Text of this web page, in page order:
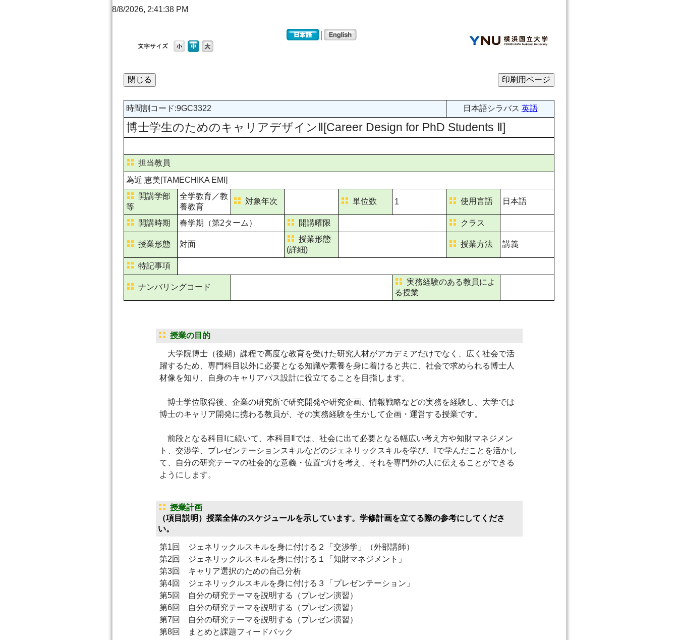
8/8/2026, 2:41:38 PM
時間割コード:9GC3322 日本語シラバス 英語
博士学生のためのキャリアデザインⅡ[Career Design for PhD Students Ⅱ]
担当教員
為近 恵美[TAMECHIKA EMI]
開講学部
等
全学教育／教
養教育
対象年次 単位数 1 使用言語 日本語
開講時期 春学期（第2ターム） 開講曜限 クラス
授業形態 対面
授業形態
(詳細)
授業方法 講義
特記事項
ナンバリングコード
実務経験のある教員によ
る授業
授業の目的
大学院博士（後期）課程で高度な教育を受けた研究人材がアカデミアだけでなく、広く社会で活
躍するため、専門科目以外に必要となる知識や素養を身に着けると共に、社会で求められる博士人
材像を知り、自身のキャリアパス設計に役立てることを目指します。
博士学位取得後、企業の研究所で研究開発や研究企画、情報戦略などの実務を経験し、大学では
博士のキャリア開発に携わる教員が、その実務経験を生かして企画・運営する授業です。
前段となる科目Ⅰに続いて、本科目Ⅱでは、社会に出て必要となる幅広い考え方や知財マネジメン
ト、交渉学、プレゼンテーションスキルなどのジェネリックスキルを学び、Ⅰで学んだことを活かし
て、自分の研究テーマの社会的な意義・位置づけを考え、それを専門外の人に伝えることができる
ようにします。
授業計画
（項目説明）授業全体のスケジュールを示しています。学修計画を立てる際の参考にしてくださ
い。
第1回 ジェネリックルスキルを身に付ける２「交渉学」（外部講師）
第2回 ジェネリックルスキルを身に付ける１「知財マネジメント」
第3回 キャリア選択のための自己分析
第4回 ジェネリックルスキルを身に付ける３「プレゼンテーション」
第5回 自分の研究テーマを説明する（プレゼン演習）
第6回 自分の研究テーマを説明する（プレゼン演習）
第7回 自分の研究テーマを説明する（プレゼン演習）
第8回 まとめと課題フィードバック